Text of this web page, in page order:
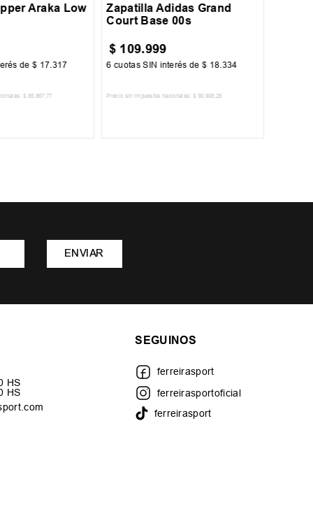
Araka Low
de$ 17 317
$ 85.867 ,77
Zapatilla Adidas Grand
Court Base 00s
$ 109.999
6 cuotas SIN interés de$ 18 334
Precio sin impuestos nacionales: $ 90.908 ,26
ENVIAR
HS
HS
SEGUINOS
ferreirasport
ferreirasportoficial
ferreirasport